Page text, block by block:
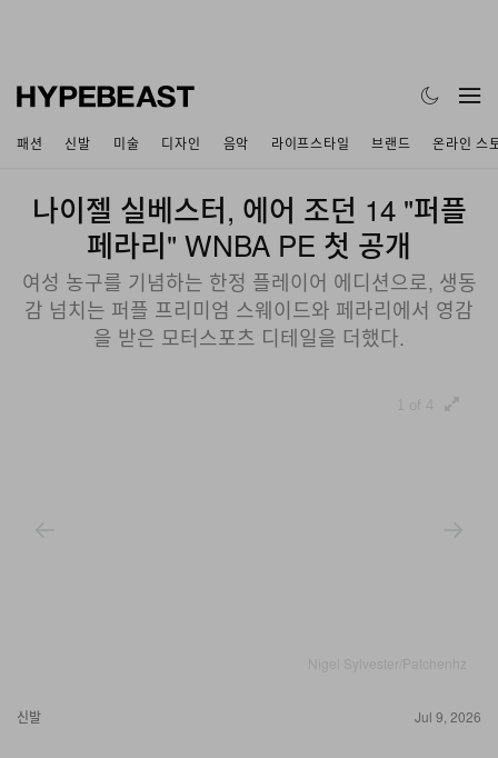
패션 신발 미술 디자인 음악 라이프스타일 브랜드 온라인 스
나이젤 실베스터, 에어 조던 14 "퍼플
페라리" WNBA PE 첫 공개
여성 농구를 기념하는 한정 플레이어 에디션으로, 생동
감 넘치는 퍼플 프리미엄 스웨이드와 페라리에서 영감
을 받은 모터스포츠 디테일을 더했다.
신발 Jul 9, 2026